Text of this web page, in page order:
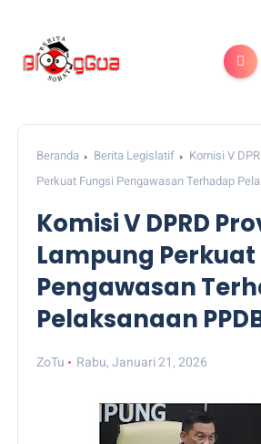
Beranda Berita Legislatif
Komisi V
Perkuat Fungsi Pengawasan Terhadap
Komisi V DPRD
Lampung Perkuat
Pengawasan
Pelaksanaan
ZoTu Rabu, Januari 21, 2026